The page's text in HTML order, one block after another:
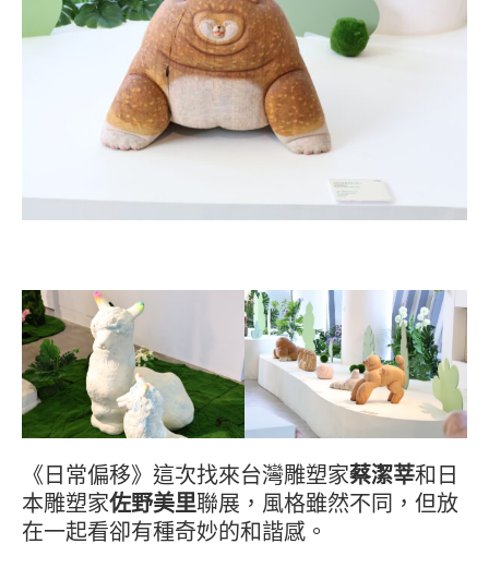
《日常偏移》這次找來台灣雕塑家蔡潔莘和日
本雕塑家佐野美里聯展，風格雖然不同，但放
在一起看卻有種奇妙的和諧感。